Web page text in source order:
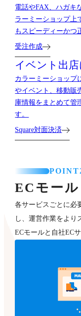
電話やFAX、ハガキ
ラーミーショップ上
もスピーディーかつ
受注作成
イベント出
カラーミーショップ
やイベント、移動販
庫情報をまとめて管
す。
Square対面決済
ECモー
各サービスごとに必
し、運営作業をより
ECモールと自社EC